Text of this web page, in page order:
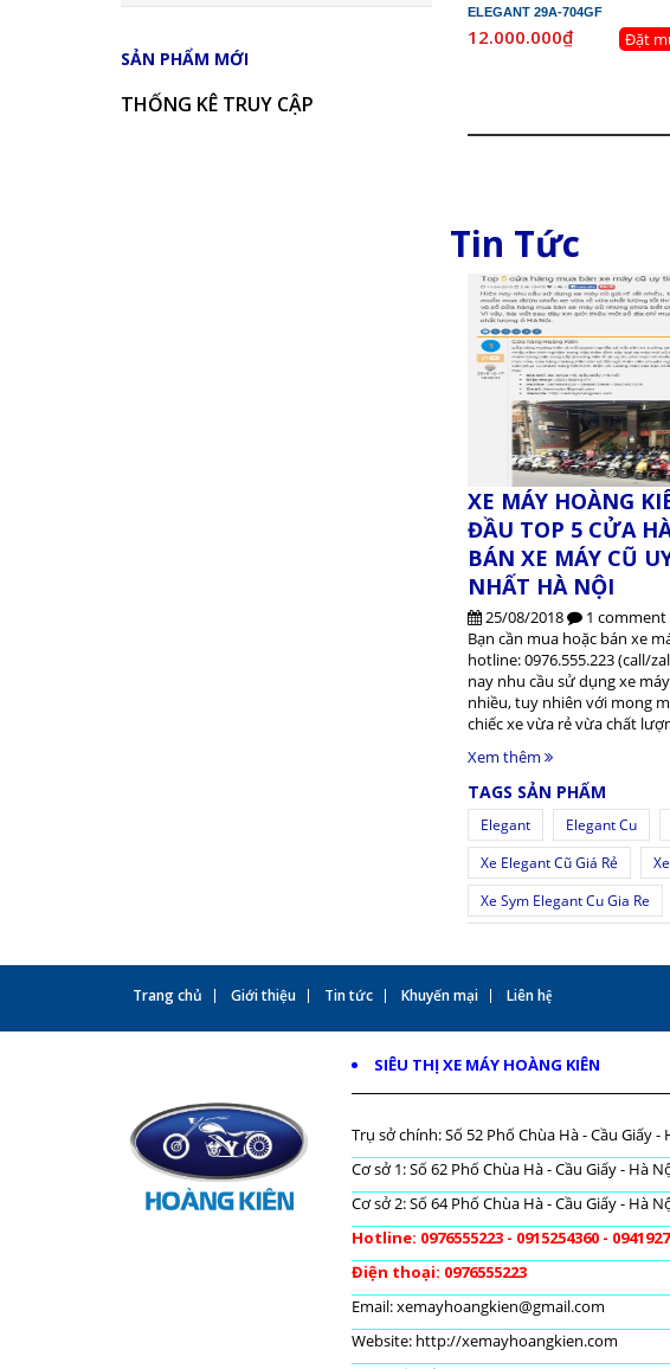
SẢN PHẨM MỚI
THỐNG KÊ TRUY CẬP
ELEGANT 29A-704GF
12.000.000₫ Đặt
Tin Tức
XE MÁY HOÀNG
ĐẦU TOP 5 CỬA
BÁN XE MÁY CŨ
NHẤT HÀ NỘI
25/08/2018 1 comment
Bạn cần mua hoặc bán xe
hotline: 0976.555.223 (call/
nay nhu cầu sử dụng xe
nhiều, tuy nhiên với mong
chiếc xe vừa rẻ vừa chất
Xem thêm
TAGS SẢN PHẨM
Elegant Elegant Cu
Xe Elegant Cũ Giá Rẻ
Xe Sym Elegant Cu Gia Re
Trang chủ Giới thiệu Tin tức Khuyến mại Liên hệ
SIÊU THỊ XE MÁY HOÀNG KIÊN
Trụ sở chính: Số 52 Phố Chùa Hà - Cầu Giấy -
Cơ sở 1: Số 62 Phố Chùa Hà - Cầu Giấy - Hà
Cơ sở 2: Số 64 Phố Chùa Hà - Cầu Giấy - Hà
Hotline: 0976555223 - 0915254360 -
Điện thoại: 0976555223
Email: xemayhoangkien@gmail.com
Website: http://xemayhoangkien.com